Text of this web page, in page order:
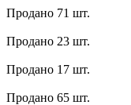
Продано 71 шт.
Продано 23 шт.
Продано 17 шт.
Продано 65 шт.